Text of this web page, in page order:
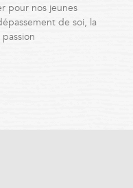
pour nos jeunes
de soi, la